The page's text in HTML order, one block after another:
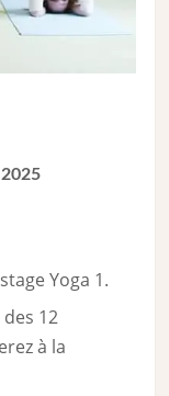
Yoga 1.
12
à la